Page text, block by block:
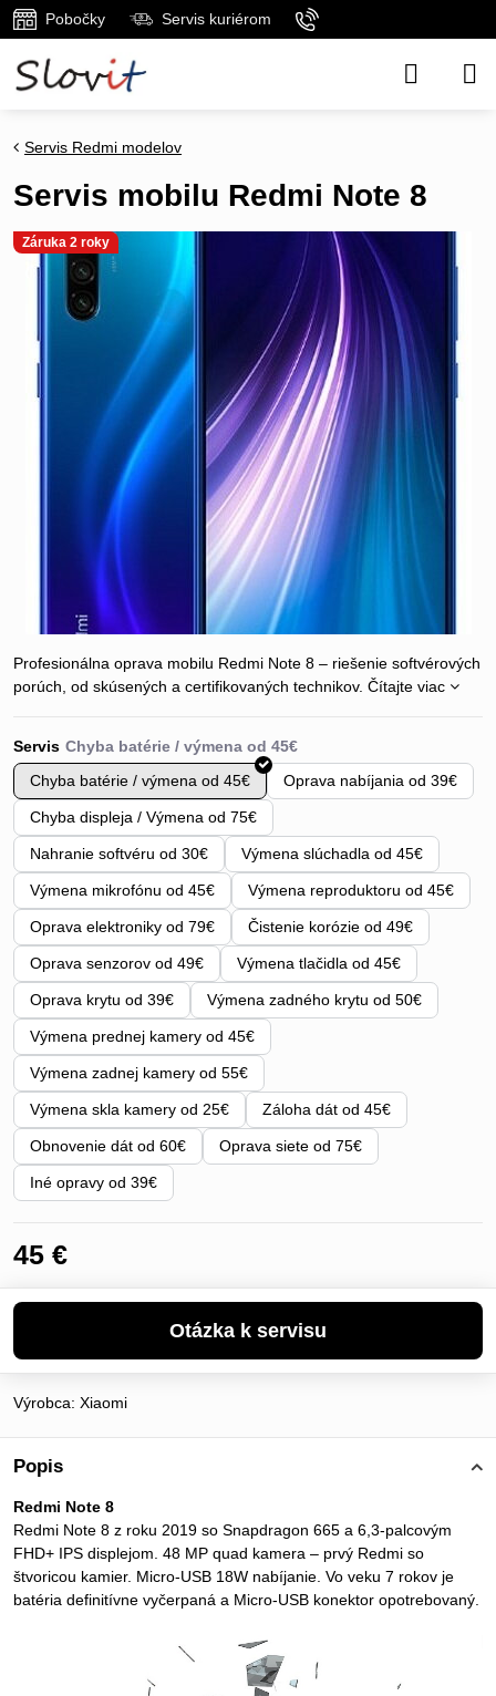
Pobočky Servis kuriérom
Záruka 2 roky
Servis Redmi modelov
Servis mobilu Redmi Note 8
Profesionálna oprava mobilu Redmi Note 8 – riešenie softvérových
porúch, od skúsených a certifikovaných technikov. Čítajte viac
Servis
Chyba batérie / výmena od 45€
Oprava nabíjania od 39€
Chyba displeja / Výmena od 75€
Nahranie softvéru od 30€ Výmena slúchadla od 45€
Výmena mikrofónu od 45€ Výmena reproduktoru od 45€
Oprava elektroniky od 79€ Čistenie korózie od 49€
Oprava senzorov od 49€ Výmena tlačidla od 45€
Oprava krytu od 39€ Výmena zadného krytu od 50€
Výmena prednej kamery od 45€
Výmena zadnej kamery od 55€
Výmena skla kamery od 25€ Záloha dát od 45€
Obnovenie dát od 60€ Oprava siete od 75€
Iné opravy od 39€
45 €
Výrobca: Xiaomi
Popis
Redmi Note 8
Redmi Note 8 z roku 2019 so Snapdragon 665 a 6,3-palcovým
FHD+ IPS displejom. 48 MP quad kamera – prvý Redmi so
štvoricou kamier. Micro-USB 18W nabíjanie. Vo veku 7 rokov je
batéria definitívne vyčerpaná a Micro-USB konektor opotrebovaný.